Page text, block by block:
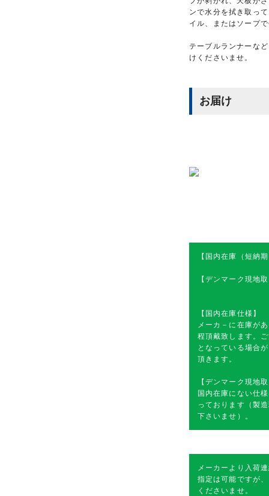
ンで水分を拭き取っ
イル、またはソープ
テーブルランナーな
けくださいませ。
お届け
【国内在庫（短納
【デンマーク現地
【国内在庫仕様】
メーカ－に在庫が
程頂戴致します。
となっている場合
頂きます。
【デンマーク現地
国内在庫にない仕
っております（製
下さいませ）。
メーカーより入荷
指定は可能ですが
くださいませ。